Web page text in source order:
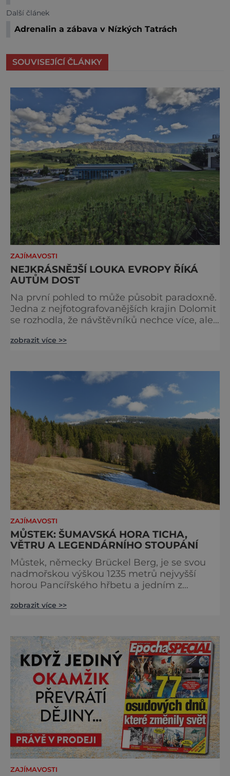
Další článek
Adrenalin a zábava v Nízkých Tatrách
SOUVISEJÍCÍ ČLÁNKY
ZAJÍMAVOSTI
NEJKRÁSNĚJŠÍ LOUKA EVROPY ŘÍKÁ
AUTŮM DOST
Na první pohled to může působit paradoxně.
Jedna z nejfotografovanějších krajin Dolomit
se rozhodla, že návštěvníků nechce více, ale
louka v Evropě, zavádí od léta 2026 nová
přijíždějí. Nejde o boj proti turistům. Jde o
ochranu krajiny, která už nechce být obětí
vlastního úspě
zobrazit více >>
ZAJÍMAVOSTI
MŮSTEK: ŠUMAVSKÁ HORA TICHA,
VĚTRU A LEGENDÁRNÍHO STOUPÁNÍ
Můstek, německy Brückel Berg, je se svou
nadmořskou výškou 1235 metrů nejvyšší
horou Pancířského hřbetu a jedním z
Šumavy. Přestože nestojí v centru hlavních
Můstek si dodnes uchovává syrový horský
charakter, klid a zvláštní atmosféru
šumavských hřebenů, kde se střídá hustý les
zobrazit více >>
ZAJÍMAVOSTI